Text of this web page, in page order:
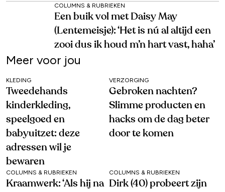
COLUMNS & RUBRIEKEN
Een buik vol met Daisy May
(Lentemeisje): ‘Het is nú al altijd een
zooi dus ik houd m’n hart vast, haha’
Meer voor jou
KLEDING
Tweedehands
kinderkleding,
speelgoed en
babyuitzet: deze
adressen wil je
bewaren
VERZORGING
Gebroken nachten?
Slimme producten en
hacks om de dag beter
door te komen
COLUMNS & RUBRIEKEN
Kraamwerk: ‘Als hij na
COLUMNS & RUBRIEKEN
Dirk (40) probeert zijn